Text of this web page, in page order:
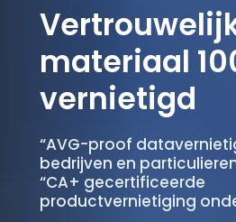
materiaal
vernietigd
“AVG-proof
bedrijven en
“CA+ gecertificeerde
productvernietiging